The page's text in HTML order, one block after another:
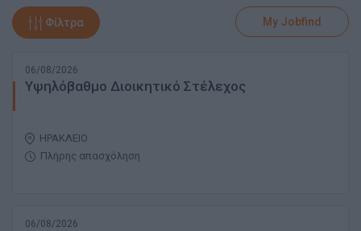
Φίλτρα My Jobfind
06/08/2026
Υψηλόβαθμο Διοικητικό Στέλεχος
ΗΡΑΚΛΕΙΟ
Πλήρης απασχόληση
06/08/2026